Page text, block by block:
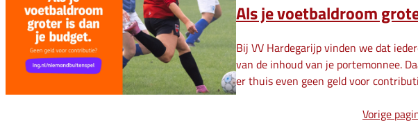
Als je voetbaldroom
Bij VV Hardegarijp vinden we dat
van de inhoud van je portemonnee.
er thuis even geen geld voor
Vorige